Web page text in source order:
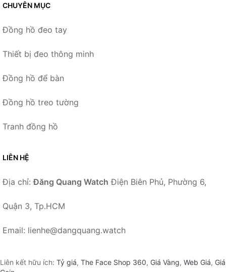
CHUYÊN MỤC
Đồng hồ đeo tay
Thiết bị đeo thông minh
Đồng hồ để bàn
Đồng hồ treo tường
Tranh đồng hồ
LIÊN HỆ
Địa chỉ:Đăng Quang Watch Điện Biên Phủ, Phường 6,
Quận 3, Tp.HCM
Email: lienhe@dangquang.watch
Liên kết hữu ích: Tỷ giá, The Face Shop 360, Giá Vàng, Web Giá, Giá